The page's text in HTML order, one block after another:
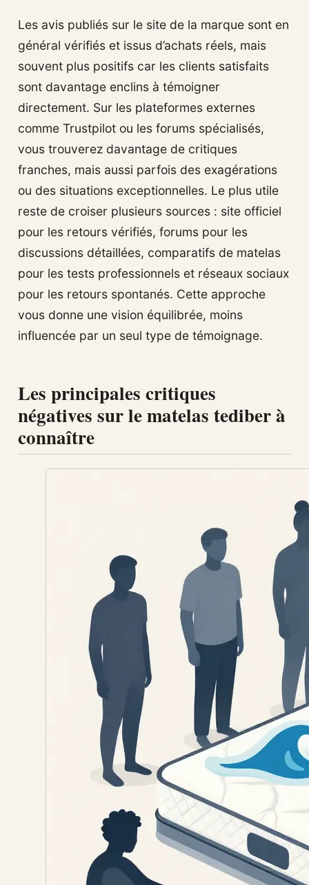
Les avis publiés sur le site de la marque sont en
général vérifiés et issus d’achats réels, mais
souvent plus positifs car les clients satisfaits
sont davantage enclins à témoigner
directement. Sur les plateformes externes
comme Trustpilot ou les forums spécialisés,
vous trouverez davantage de critiques
franches, mais aussi parfois des exagérations
ou des situations exceptionnelles. Le plus utile
reste de croiser plusieurs sources : site officiel
pour les retours vérifiés, forums pour les
discussions détaillées, comparatifs de matelas
pour les tests professionnels et réseaux sociaux
pour les retours spontanés. Cette approche
vous donne une vision équilibrée, moins
influencée par un seul type de témoignage.
Les principales critiques
négatives sur le matelas tediber à
connaître